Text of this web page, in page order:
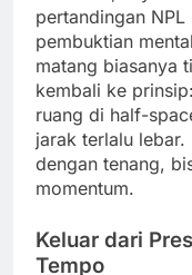
pertandingan
pembuktian
matang biasanya
kembali ke
ruang di half-
jarak terlalu
dengan tenang,
momentum.
Keluar dari
Tempo